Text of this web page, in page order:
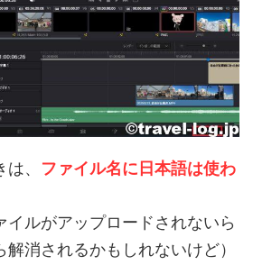
、 ファイル名に日本語は使わ
イルがアップロードされないら
解消されるかもしれないけど）